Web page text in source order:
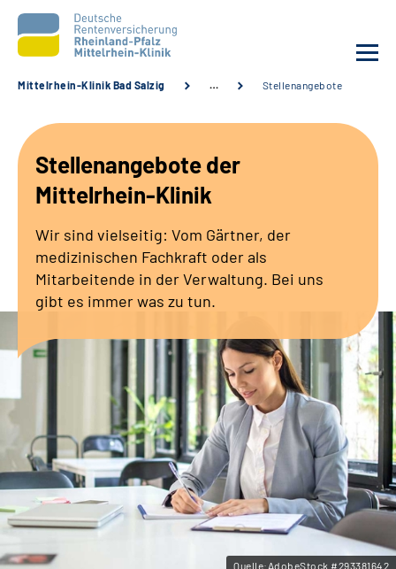
Unsere Angebote
Karriere
Zuweisende &
Leichte Sprache
Gebärdensprache
Mittelrhein-Klinik Bad Salzig … Stellenangebote
Stellenangebote der
Mittelrhein-Klinik
Wir sind vielseitig: Vom Gärtner, der
medizinischen Fachkraft oder als
Mitarbeitende in der Verwaltung. Bei uns
gibt es immer was zu tun.
Quelle:AdobeStock #293381642